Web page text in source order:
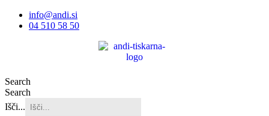
info@andi.si
04 510 58 50
Search
Search
Išči...